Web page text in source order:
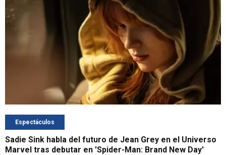
Espectáculos
Sadie Sink habla del futuro de Jean Grey en el Universo
Marvel tras debutar en 'Spider-Man: Brand New Day'